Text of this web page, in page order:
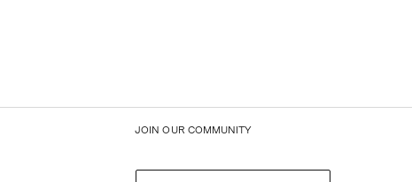
JOIN OUR COMMUNITY